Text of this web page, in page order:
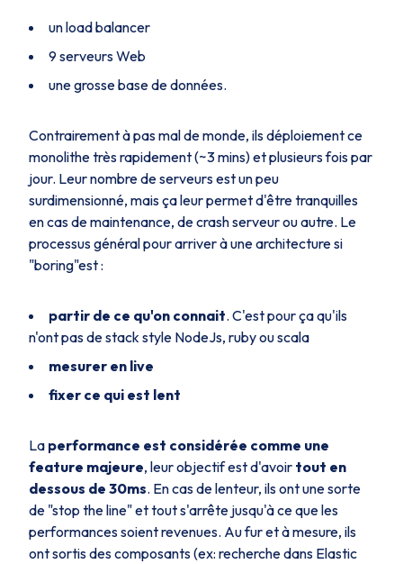
un load balancer
9 serveurs Web
une grosse base de données.
Contrairement à pas mal de monde, ils déploiement ce
monolithe très rapidement (~3 mins) et plusieurs fois par
jour. Leur nombre de serveurs est un peu
surdimensionné, mais ça leur permet d'être tranquilles
en cas de maintenance, de crash serveur ou autre. Le
processus général pour arriver à une architecture si
"boring"est :
partir de ce qu'on connait. C'est pour ça qu'ils
n'ont pas de stack style NodeJs, ruby ou scala
mesurer en live
fixer ce qui est lent
La performance est considérée comme une
feature majeure, leur objectif est d'avoir tout en
dessous de 30ms. En cas de lenteur, ils ont une sorte
de "stop the line" et tout s'arrête jusqu'à ce que les
performances soient revenues. Au fur et à mesure, ils
ont sortis des composants (ex: recherche dans Elastic